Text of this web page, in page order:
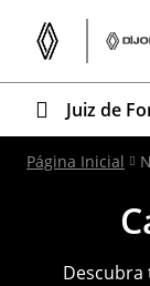
Juiz de
Página Inicial
Descubra